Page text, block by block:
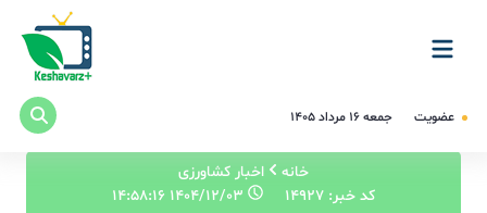
عضویت جمعه ۱۶ مرداد ۱۴۰۵
خانه
اخبار کشاورزی
کد خبر: 14927
۱۴۰۴/۱۲/۰۳ ۱۴:۵۸:۱۶